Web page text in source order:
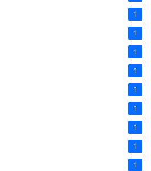
1
1
1
1
1
1
1
1
1